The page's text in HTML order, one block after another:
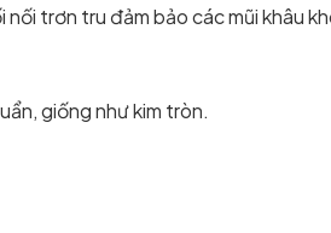
trơn tru đảm bảo các mũi khâu
giống như kim tròn.